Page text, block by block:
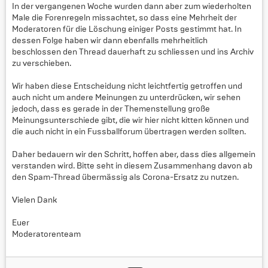
In der vergangenen Woche wurden dann aber zum wiederholten
Male die Forenregeln missachtet, so dass eine Mehrheit der
Moderatoren für die Löschung einiger Posts gestimmt hat. In
dessen Folge haben wir dann ebenfalls mehrheitlich
beschlossen den Thread dauerhaft zu schliessen und ins Archiv
zu verschieben.
Wir haben diese Entscheidung nicht leichtfertig getroffen und
auch nicht um andere Meinungen zu unterdrücken, wir sehen
jedoch, dass es gerade in der Themenstellung große
Meinungsunterschiede gibt, die wir hier nicht kitten können und
die auch nicht in ein Fussballforum übertragen werden sollten.
Daher bedauern wir den Schritt, hoffen aber, dass dies allgemein
verstanden wird. Bitte seht in diesem Zusammenhang davon ab
den Spam-Thread übermässig als Corona-Ersatz zu nutzen.
Vielen Dank
Euer
Moderatorenteam